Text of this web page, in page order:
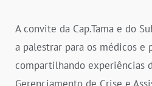
A convite da Cap.Tama e do
a palestrar para os médicos e
compartilhando experiências